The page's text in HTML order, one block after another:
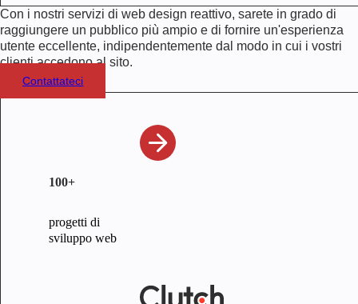
Con i nostri servizi di web design reattivo, sarete in grado di
raggiungere un pubblico più ampio e di fornire un'esperienza
utente eccellente, indipendentemente dal modo in cui i vostri
clienti accedono al sito.
Contattateci
100+
progetti di
sviluppo web